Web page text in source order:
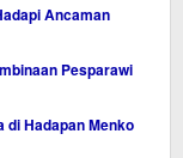
Ancaman
Pesparawi
di Hadapan Menko